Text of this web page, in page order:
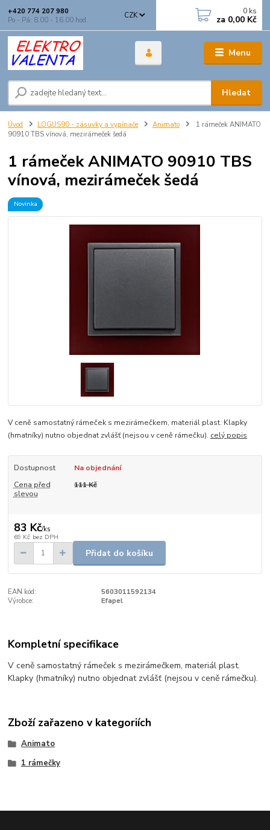
Menu
CZK
Hledat
+420 774 207 980
Po - Pá: 8.00 - 16.00 hod.
0 ks
za 0,00 Kč
Úvod LOGUS90 - zásuvky a vypínače Animato
1 rámeček ANIMATO
90910 TBS vínová, mezirámeček šedá
1 rámeček ANIMATO 90910 TBS
vínová, mezirámeček šedá
Novinka
V ceně samostatný rámeček s mezirámečkem, materiál plast. Klapky
(hmatníky) nutno objednat zvlášť (nejsou v ceně rámečku). celý popis
Dostupnost
Na objednání
Cena před
slevou
111 Kč
83 Kč/ks
69 Kč bez DPH
Přidat do košíku
EAN kód:
5603011592134
Výrobce:
Efapel
Kompletní specifikace
V ceně samostatný rámeček s mezirámečkem, materiál plast.
Klapky (hmatníky) nutno objednat zvlášť (nejsou v ceně rámečku).
Zboží zařazeno v kategoriích
Animato
1 rámečky